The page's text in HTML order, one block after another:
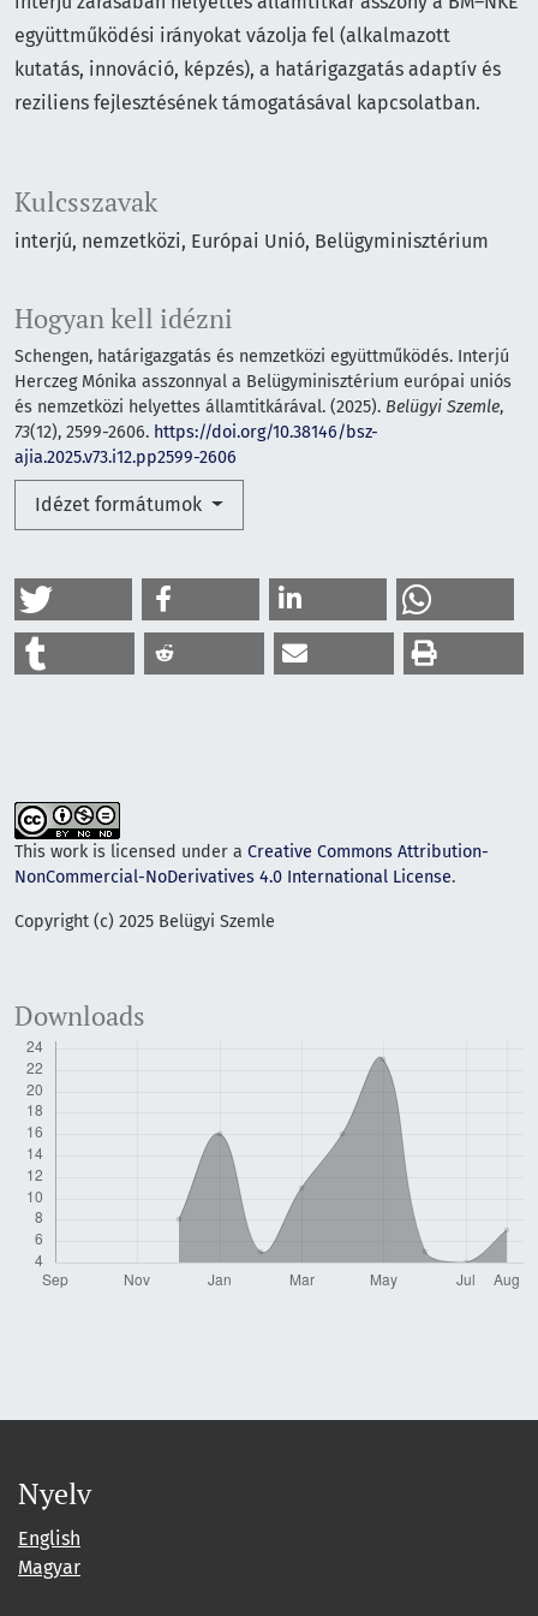
Kulcsszavak
interjú, nemzetközi, Európai Unió, Belügyminisztérium
Hogyan kell idézni
Schengen, határigazgatás és nemzetközi együttműködés. Interjú
Herczeg Mónika asszonnyal a Belügyminisztérium európai uniós
és nemzetközi helyettes államtitkárával. (2025). Belügyi Szemle,
73(12), 2599-2606. https://doi.org/10.38146/bsz-
ajia.2025.v73.i12.pp2599-2606
Idézet formátumok
együttműködési irányokat vázolja fel (alkalmazott
kutatás, innováció, képzés), a határigazgatás adaptív és
reziliens fejlesztésének támogatásával kapcsolatban.
This work is licensed under a Creative Commons Attribution-
NonCommercial-NoDerivatives 4.0 International License.
Copyright (c) 2025 Belügyi Szemle
Downloads
Nyelv
English
Magyar